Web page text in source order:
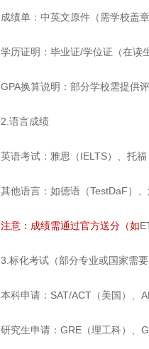
成绩单：中英文原件（需学校盖
学历证明：毕业证/学位证（在读
GPA换算说明：部分学校需提供
2.语言成绩
英语考试：雅思（IELTS）、托
其他语言：如德语（TestDaF）
注意：成绩需通过官方送分（如
3.标化考试（部分专业或国家需要
本科申请：SAT/ACT（美国）、
研究生申请：GRE（理工科）、